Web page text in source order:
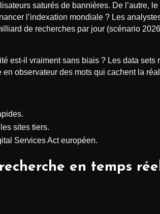
saturés de bannières. De l’autre,
l’indexation mondiale ? Les
de recherches par jour (scénario
est-il vraiment sans biais ? Les data sets
observateur des mots qui cachent la
sites tiers.
Services Act européen.
en temps